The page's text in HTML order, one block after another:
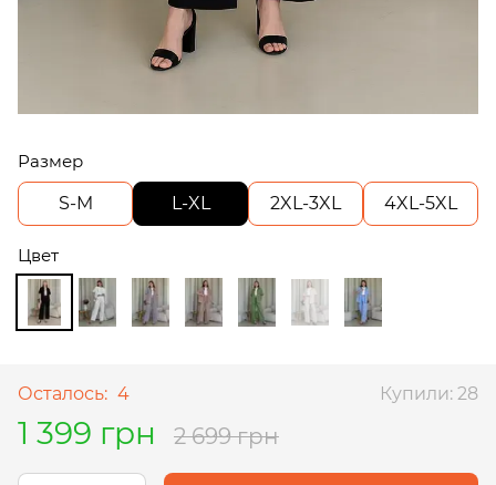
Размер
S-M
L-XL 2XL-3XL 4XL-5XL
Цвет
Осталось: 4 Купили: 28
1 399 грн 2 699 грн